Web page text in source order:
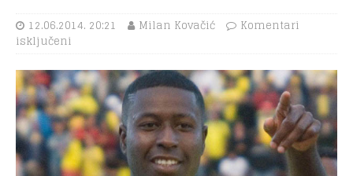
12.06.2014. 20:21 Milan Kovačić
Komentari
isključeni